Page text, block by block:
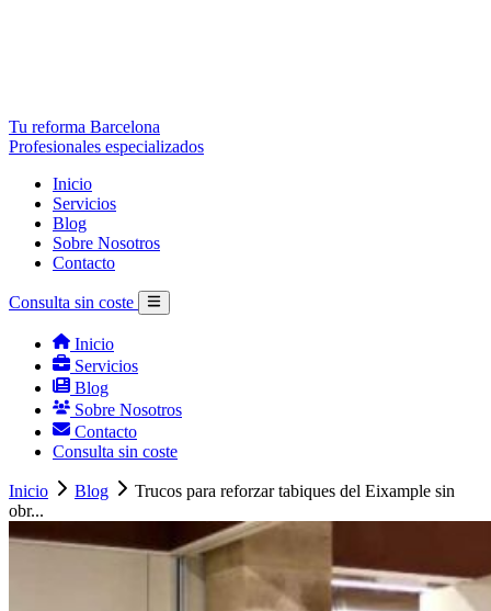
Tu reforma Barcelona
Profesionales especializados
Inicio
Servicios
Blog
Sobre Nosotros
Contacto
Consulta sin coste
Inicio
Servicios
Blog
Sobre Nosotros
Contacto
Consulta sin coste
Inicio Blog
Trucos para reforzar tabiques del Eixample sin
obr...